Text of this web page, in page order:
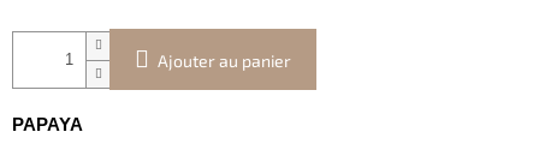
Ajouter au panier
PAPAYA